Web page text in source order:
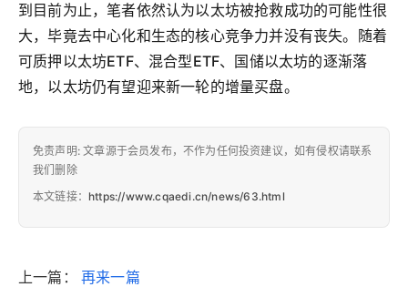
到目前为止，笔者依然认为以太坊被抢救成功的可能性很
大，毕竟去中心化和生态的核心竞争力并没有丧失。随着
可质押以太坊ETF、混合型ETF、国储以太坊的逐渐落
地，以太坊仍有望迎来新一轮的增量买盘。
免责声明: 文章源于会员发布，不作为任何投资建议，如有侵权请联系
我们删除
本文链接： https://www.cqaedi.cn/news/63.html
上一篇： 再来一篇